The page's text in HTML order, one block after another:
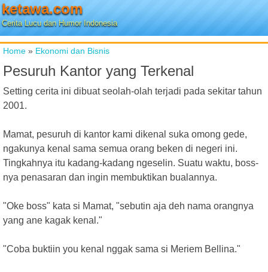
ketawa.com
Cerita Lucu dan Humor Indonesia
Home » Ekonomi dan Bisnis
Pesuruh Kantor yang Terkenal
Setting cerita ini dibuat seolah-olah terjadi pada sekitar tahun
2001.
Mamat, pesuruh di kantor kami dikenal suka omong gede,
ngakunya kenal sama semua orang beken di negeri ini.
Tingkahnya itu kadang-kadang ngeselin. Suatu waktu, boss-
nya penasaran dan ingin membuktikan bualannya.
"Oke boss" kata si Mamat, "sebutin aja deh nama orangnya
yang ane kagak kenal."
"Coba buktiin you kenal nggak sama si Meriem Bellina."